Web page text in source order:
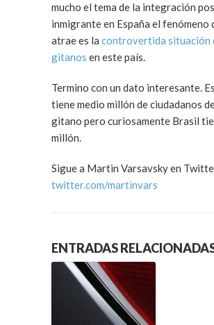
mucho el tema de la integración
inmigrante en España el fenómeno
atrae es la controvertida situación
gitanos en este país.
Termino con un dato interesante. España
tiene medio millón de ciudadanos
gitano pero curiosamente Brasil
millón.
Sigue a Martin Varsavsky en
twitter.com/martinvars
ENTRADAS